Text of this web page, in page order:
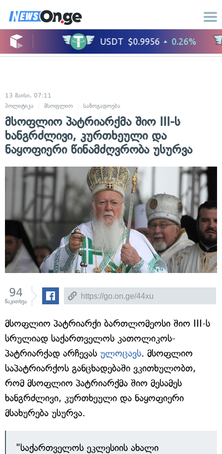
13 მაისი, 07:11
პოლიტიკა
მსოფლიო საზოგადოება
მსოფლიო პატრიარქმა შიო III-ს
ხანგრძლივი, კურთხეული და
ნაყოფიერი წინამძღვრობა უსურვა
94
წაკითხვა
მსოფლიო პატრიარქი ბართლომეოსი შიო III-ს
სრულიად საქართველოს კათოლიკოს-
პატრიარქად არჩევას ულოცავს. მსოფლიო
საპატრიარქოს განცხადებაში ვკითხულობთ,
რომ მსოფლიო პატრიარქმა შიო მესამეს
ხანგრძლივი, კურთხეული და ნაყოფიერი
მსახურება უსურვა.
"საქართველოს ეკლესიის ახალი